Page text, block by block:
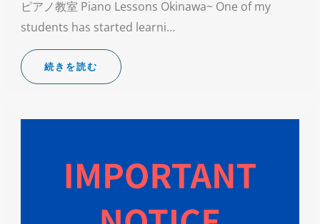
ピアノ教室 Piano Lessons Okinawa~ One of my
students has started learni…
続きを読む